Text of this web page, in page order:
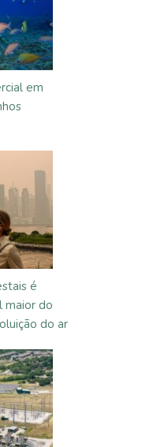
em
é
maior do
do ar